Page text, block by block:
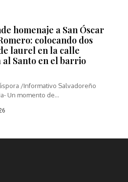
homenaje a San Óscar
colocando dos
laurel en la calle
al Santo en el barrio
/Informativo Salvadoreño
Un momento de...